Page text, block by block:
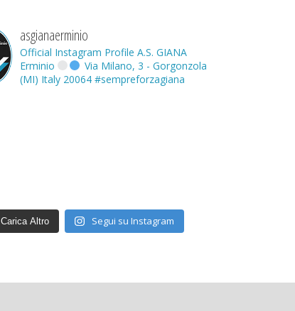
asgianaerminio
Official Instagram Profile A.S. GIANA
Erminio
Via Milano, 3 - Gorgonzola
(MI) Italy 20064 #sempreforzagiana
Carica Altro Segui su Instagram